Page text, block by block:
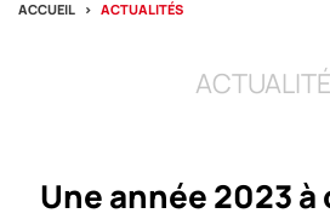
ACCUEIL ACTUALITÉS
Une année 2023